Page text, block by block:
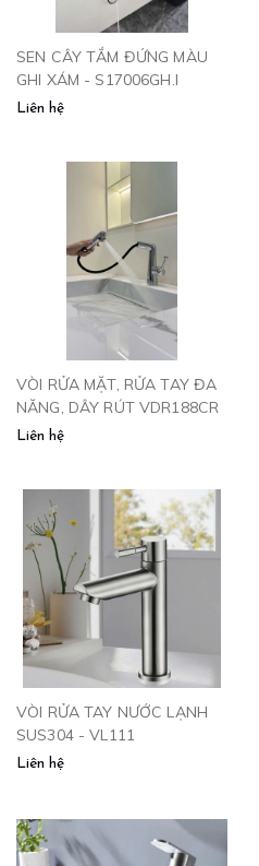
SEN CÂY TẮM ĐỨNG MÀU
GHI XÁM - S17006GH.I
Liên hệ
VÒI RỬA MẶT, RỬA TAY ĐA
NĂNG, DÂY RÚT VDR188CR
Liên hệ
VÒI RỬA TAY NƯỚC LẠNH
SUS304 - VL111
Liên hệ